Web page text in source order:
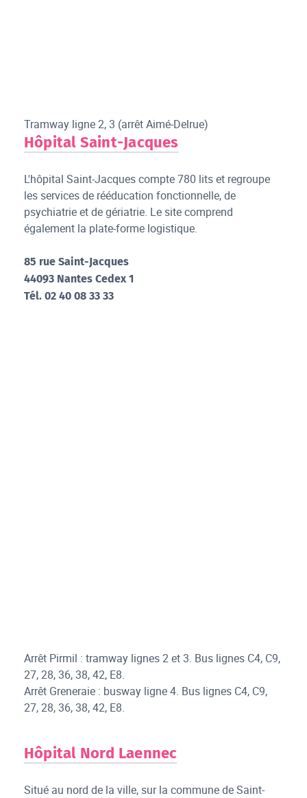
Tramway ligne 2, 3 (arrêt Aimé-Delrue)
Hôpital Saint-Jacques
L'hôpital Saint-Jacques compte 780 lits et regroupe
les services de rééducation fonctionnelle, de
psychiatrie et de gériatrie. Le site comprend
également la plate-forme logistique.
85 rue Saint-Jacques
44093 Nantes Cedex 1
Tél. 02 40 08 33 33
Arrêt Pirmil : tramway lignes 2 et 3. Bus lignes C4, C9,
27, 28, 36, 38, 42, E8.
Arrêt Greneraie : busway ligne 4. Bus lignes C4, C9,
27, 28, 36, 38, 42, E8.
Hôpital Nord Laennec
Situé au nord de la ville, sur la commune de Saint-